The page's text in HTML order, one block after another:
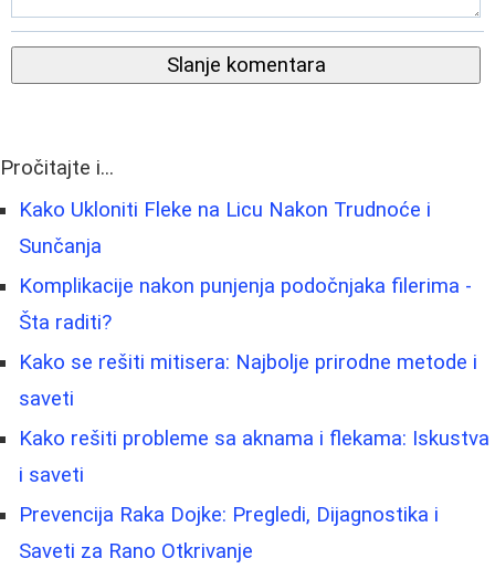
Slanje komentara
Pročitajte i...
Kako Ukloniti Fleke na Licu Nakon Trudnoće i
Sunčanja
Komplikacije nakon punjenja podočnjaka filerima -
Šta raditi?
Kako se rešiti mitisera: Najbolje prirodne metode i
saveti
Kako rešiti probleme sa aknama i flekama: Iskustva
i saveti
Prevencija Raka Dojke: Pregledi, Dijagnostika i
Saveti za Rano Otkrivanje